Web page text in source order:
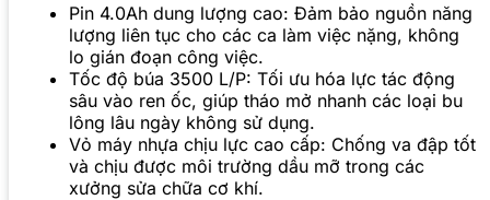
Pin 4.0Ah dung lượng cao: Đảm bảo nguồn năng
lượng liên tục cho các ca làm việc nặng, không
lo gián đoạn công việc.
Tốc độ búa 3500 L/P: Tối ưu hóa lực tác động
sâu vào ren ốc, giúp tháo mở nhanh các loại bu
lông lâu ngày không sử dụng.
Vỏ máy nhựa chịu lực cao cấp: Chống va đập tốt
và chịu được môi trường dầu mỡ trong các
xưởng sửa chữa cơ khí.